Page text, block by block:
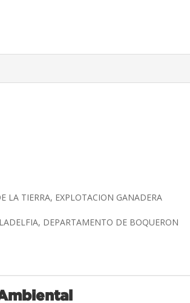
LA TIERRA, EXPLOTACION GANADERA
DEPARTAMENTO DE BOQUERON